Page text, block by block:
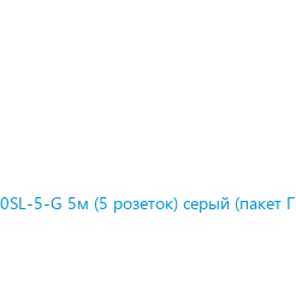
5-G 5м (5 розеток) серый (пакет П